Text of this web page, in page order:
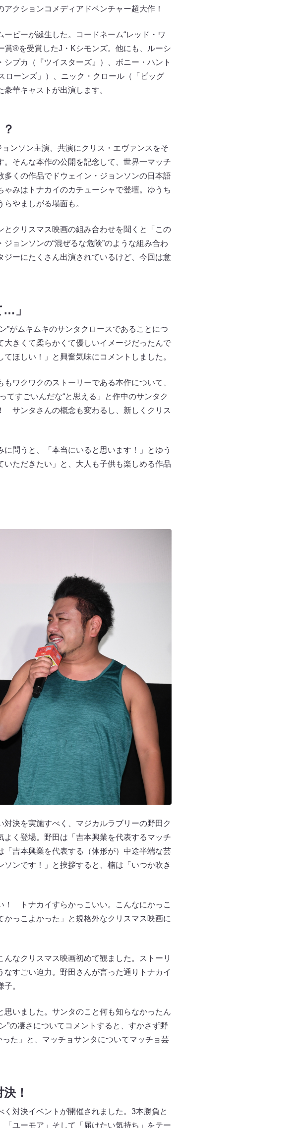
クションコメディアドベンチャー超大作！
ビーが誕生した。コードネーム“レッド・ワ
賞®を受賞したJ・Kシモンズ。他にも、ルーシ
プカ（『ツイスターズ』）、ボニー・ハント
ローンズ」）、ニック・クロール（「ビッグ
華キャストが出演します。
ンソン主演、共演にクリス・エヴァンスをそ
そんな本作の公開を記念して、世界一マッチ
くの作品でドウェイン・ジョンソンの日本語
みはトナカイのカチューシャで登壇。ゆうち
やましがる場面も。
クリスマス映画の組み合わせを聞くと「この
ョンソンの“混ぜるな危険”のような組み合わ
ーにたくさん出演されているけど、今回は意
」
”がムキムキのサンタクロースであることにつ
きくて柔らかくて優しいイメージだったんで
ほしい！」と興奮気味にコメントしました。
ワクワクのストーリーである本作について、
てすごいんだな“と思える」と作中のサンタク
サンタさんの概念も変わるし、新しくクリス
問うと、「本当にいると思います！」とゆう
ただきたい」と、大人も子供も楽しめる作品
決を実施すべく、マジカルラブリーの野田ク
く登場。野田は「吉本興業を代表するマッチ
吉本興業を代表する（体形が）中途半端な芸
ンです！」と挨拶すると、楠は「いつか吹き
トナカイすらかっこいい。こんなにかっこ
っこよかった」と規格外なクリスマス映画に
なクリスマス映画初めて観ました。ストーリ
すごい迫力。野田さんが言った通りトナカイ
。
いました。サンタのこと何も知らなかったん
”の凄さについてコメントすると、すかさず野
た」と、マッチョサンタについてマッチョ芸
！
対決イベントが開催されました。3本勝負と
ユーモア」そして「届けたい気持ち」をテー